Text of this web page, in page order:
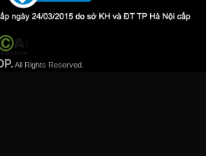
All Rights Reserved.